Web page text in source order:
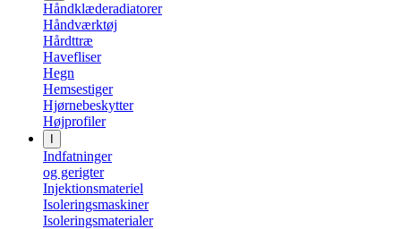
Håndklæderadiatorer
Håndværktøj
Hårdttræ
Havefliser
Hegn
Hemsestiger
Hjørnebeskytter
Højprofiler
Indfatninger
og gerigter
Injektionsmateriel
Isoleringsmaskiner
Isoleringsmaterialer